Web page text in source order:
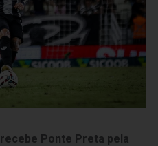
Ponte Preta pela